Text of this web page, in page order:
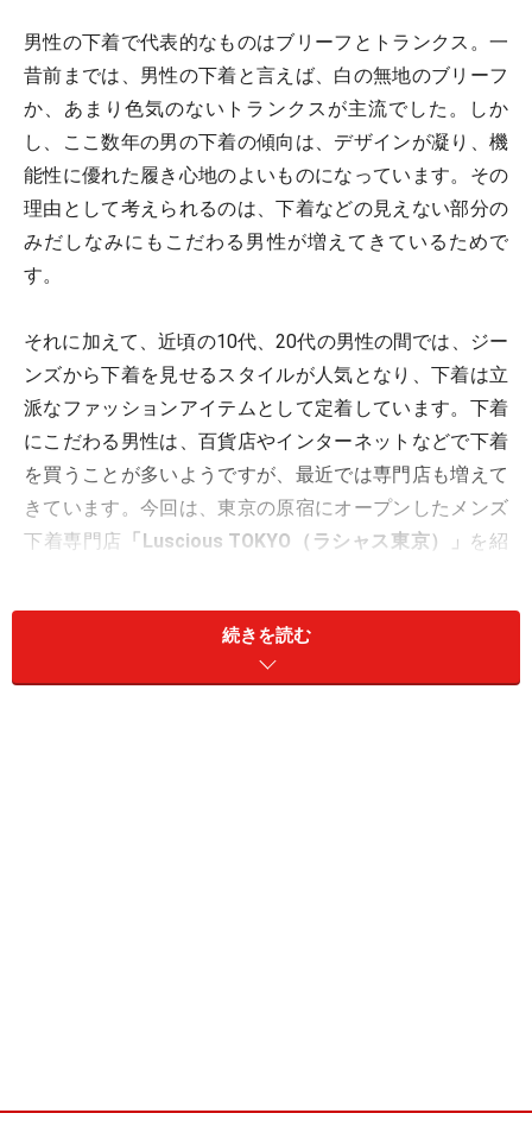
男性の下着で代表的なものはブリーフとトランクス。一
昔前までは、男性の下着と言えば、白の無地のブリーフ
か、あまり色気のないトランクスが主流でした。しか
し、ここ数年の男の下着の傾向は、デザインが凝り、機
能性に優れた履き心地のよいものになっています。その
理由として考えられるのは、下着などの見えない部分の
みだしなみにもこだわる男性が増えてきているためで
す。
それに加えて、近頃の10代、20代の男性の間では、ジー
ンズから下着を見せるスタイルが人気となり、下着は立
派なファッションアイテムとして定着しています。下着
にこだわる男性は、百貨店やインターネットなどで下着
を買うことが多いようですが、最近では専門店も増えて
きています。今回は、東京の原宿にオープンしたメンズ
下着専門店 「Luscious TOKYO（ラシャス東京）」 を紹
続きを読む